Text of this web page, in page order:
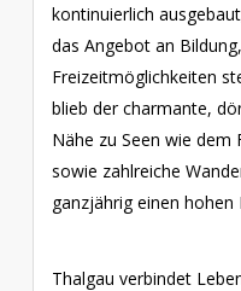
kontinuierlich
das Angebot an
Freizeitmöglichkeiten
blieb der charmante,
Nähe zu Seen wie dem
sowie zahlreiche
ganzjährig einen hohen
Thalgau verbindet